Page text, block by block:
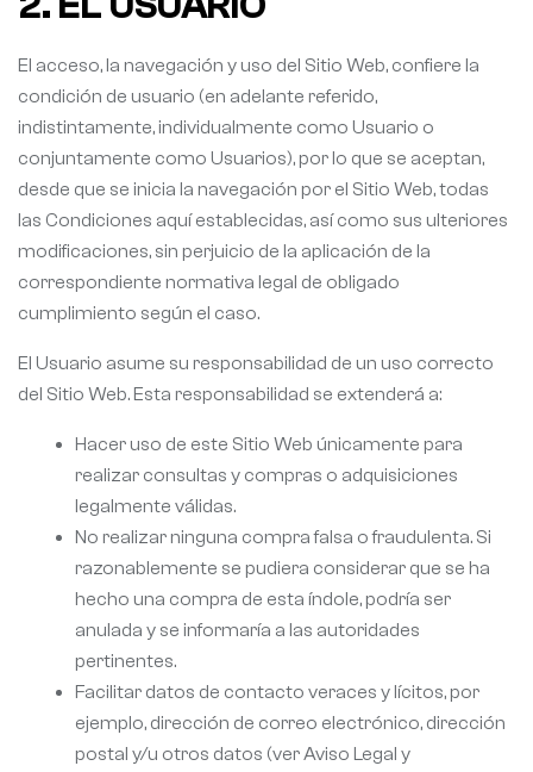
El acceso, la navegación y uso del Sitio Web, confiere la
condición de usuario (en adelante referido,
indistintamente, individualmente como Usuario o
conjuntamente como Usuarios), por lo que se aceptan,
desde que se inicia la navegación por el Sitio Web, todas
las Condiciones aquí establecidas, así como sus ulteriores
modificaciones, sin perjuicio de la aplicación de la
correspondiente normativa legal de obligado
cumplimiento según el caso.
El Usuario asume su responsabilidad de un uso correcto
del Sitio Web. Esta responsabilidad se extenderá a:
Hacer uso de este Sitio Web únicamente para
realizar consultas y compras o adquisiciones
legalmente válidas.
No realizar ninguna compra falsa o fraudulenta. Si
razonablemente se pudiera considerar que se ha
hecho una compra de esta índole, podría ser
anulada y se informaría a las autoridades
pertinentes.
Facilitar datos de contacto veraces y lícitos, por
ejemplo, dirección de correo electrónico, dirección
postal y/u otros datos (ver Aviso Legal y